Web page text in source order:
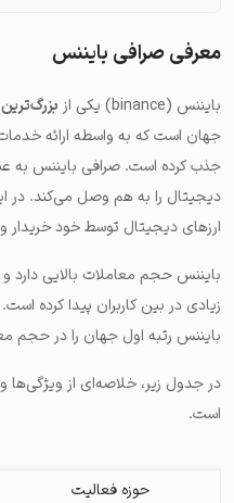
معرفی صرافی بایننس
بایننس (binance) یکی از
جهان است که به واسطه ارائه خدمات
جذب کرده است. صرافی بایننس به
دیجیتال را به هم وصل می‌کند. در
ارزهای دیجیتال توسط خود
بایننس حجم معاملات بالایی
بایننس رتبه اول جهان را در حجم
در جدول زیر، خلاصه‌ای از ویژگی‌ها
است.
حوزه فعالیت